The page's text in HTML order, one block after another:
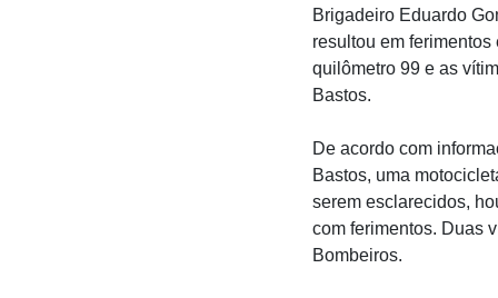
Brigadeiro Eduardo
resultou em
quilômetro 99 e as
Bastos.
De acordo com
Bastos, uma
serem esclarecidos,
com ferimentos. Duas
Bombeiros.